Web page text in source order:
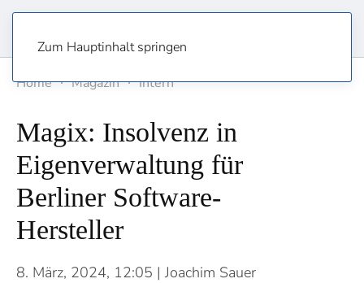
Zum Hauptinhalt springen
Home
Magazin Intern
Magix: Insolvenz in
Eigenverwaltung für
Berliner Software-
Hersteller
8. März, 2024, 12:05 | Joachim Sauer